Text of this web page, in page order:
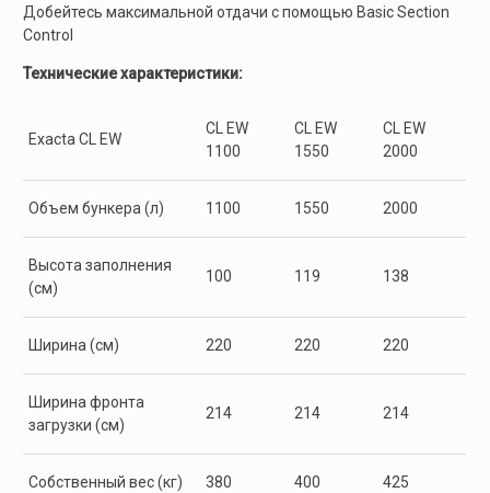
Добейтесь максимальной отдачи с помощью Basic Section
Control
Технические характеристики:
Exacta CL EW
CL EW
1100
CL EW
1550
CL EW
2000
Объем бункера (л) 1100 1550 2000
Высота заполнения
(см)
100 119 138
Ширина (см) 220 220 220
Ширина фронта
загрузки (см)
214 214 214
Собственный вес (кг) 380 400 425